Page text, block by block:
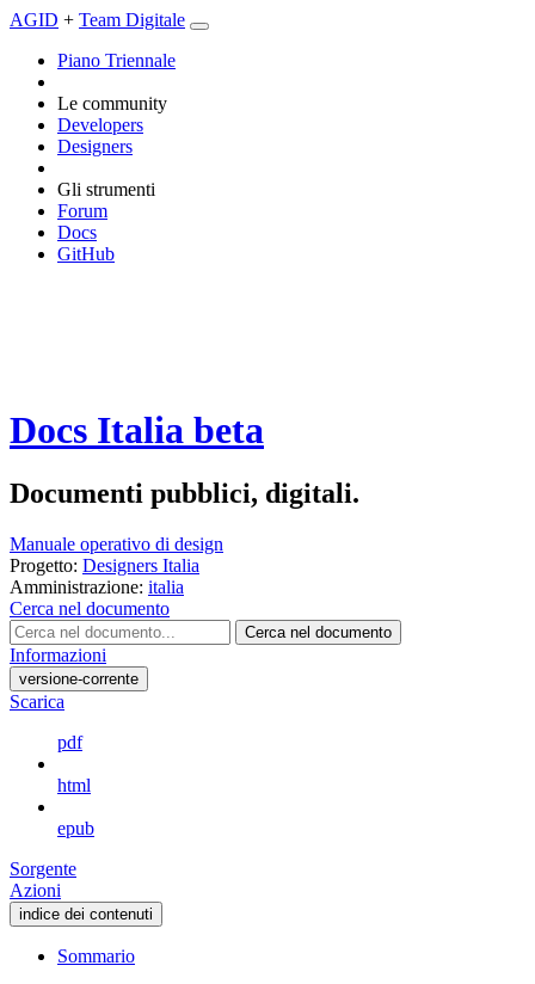
AGID + Team Digitale
Piano Triennale
Le community
Developers
Designers
Gli strumenti
Forum
Docs
GitHub
Docs Italia beta
Documenti pubblici, digitali.
Manuale operativo di design
Progetto: Designers Italia
Amministrazione: italia
Cerca nel documento
Cerca nel documento
Informazioni
versione-corrente
Scarica
pdf
html
epub
Sorgente
Azioni
indice dei contenuti
Sommario